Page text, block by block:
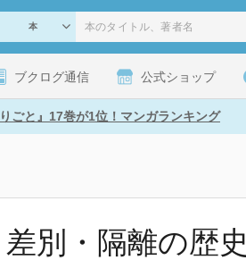
ブクログ通信 公式ショップ
ごと』17巻が1位！マンガランキング
別・隔離の歴史